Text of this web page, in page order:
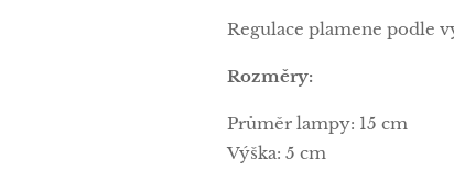
Regulace plamene podle
Rozměry:
Průměr lampy: 15 cm
Výška: 5 cm